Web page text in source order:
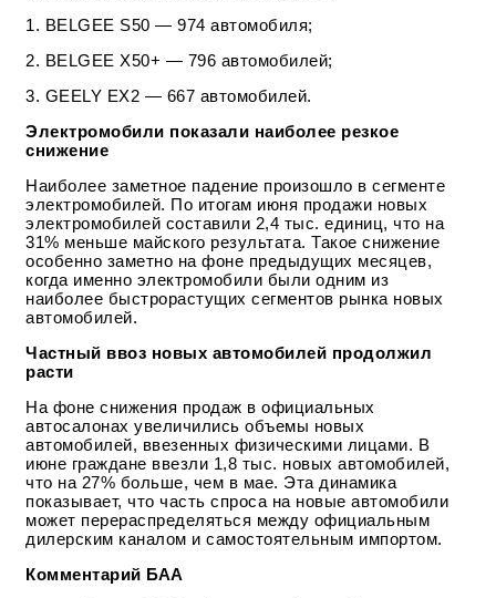
1. BELGEE S50 — 974 автомобиля;
2. BELGEE X50+ — 796 автомобилей;
3. GEELY EX2 — 667 автомобилей.
Электромобили показали наиболее резкое
снижение
Наиболее заметное падение произошло в сегменте
электромобилей. По итогам июня продажи новых
электромобилей составили 2,4 тыс. единиц, что на
31% меньше майского результата. Такое снижение
особенно заметно на фоне предыдущих месяцев,
когда именно электромобили были одним из
наиболее быстрорастущих сегментов рынка новых
автомобилей.
Частный ввоз новых автомобилей продолжил
расти
На фоне снижения продаж в официальных
автосалонах увеличились объемы новых
автомобилей, ввезенных физическими лицами. В
июне граждане ввезли 1,8 тыс. новых автомобилей,
что на 27% больше, чем в мае. Эта динамика
показывает, что часть спроса на новые автомобили
может перераспределяться между официальным
дилерским каналом и самостоятельным импортом.
Комментарий БАА